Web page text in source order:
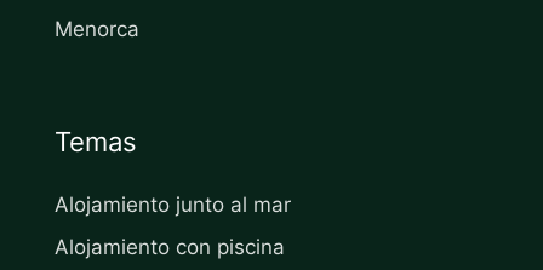
Menorca
Temas
Alojamiento junto al mar
Alojamiento con piscina